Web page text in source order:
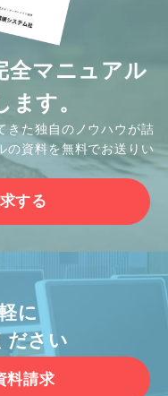
全マニュアル
す。
きた独自のノウハウが詰
の資料を無料でお送りい
する
に
さい
料請求